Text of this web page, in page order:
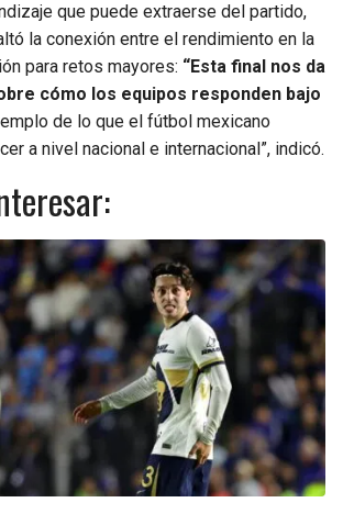
que puede extraerse del partido,
la conexión entre el rendimiento en la
para retos mayores: “Esta final nos da
cómo los equipos responden bajo
de lo que el fútbol mexicano
a nivel nacional e internacional”, indicó.